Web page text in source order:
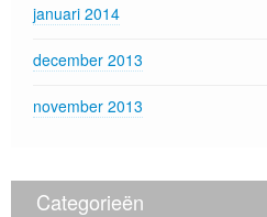
januari 2014
december 2013
november 2013
Categorieën